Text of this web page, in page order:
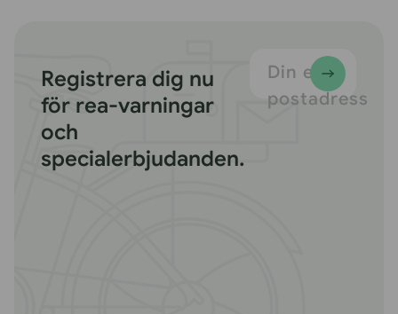
Registrera dig nu
för rea-varningar
och
specialerbjudanden.
Din e-
postadress